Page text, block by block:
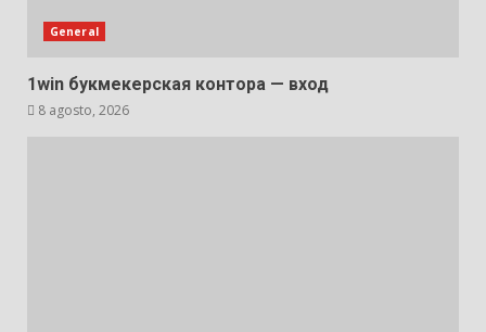
General
1win букмекерская контора — вход
8 agosto, 2026